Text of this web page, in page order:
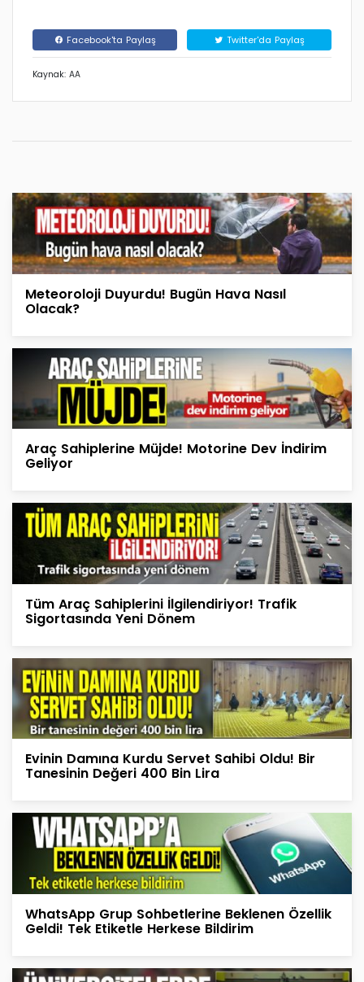
Facebook'ta Paylaş Twitter'da Paylaş
Kaynak: AA
Meteoroloji Duyurdu! Bugün Hava Nasıl
Olacak?
Araç Sahiplerine Müjde! Motorine Dev İndirim
Geliyor
Tüm Araç Sahiplerini İlgilendiriyor! Trafik
Sigortasında Yeni Dönem
Evinin Damına Kurdu Servet Sahibi Oldu! Bir
Tanesinin Değeri 400 Bin Lira
WhatsApp Grup Sohbetlerine Beklenen Özellik
Geldi! Tek Etiketle Herkese Bildirim